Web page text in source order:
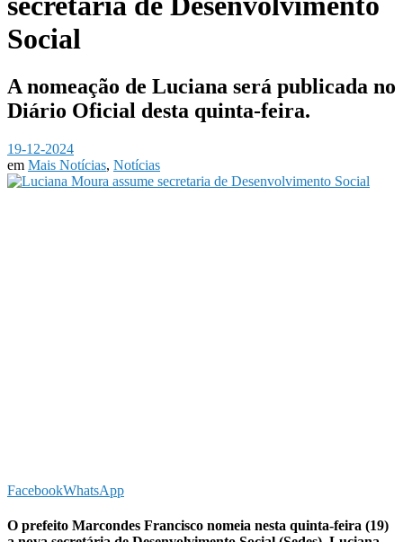
Social
A nomeação de Luciana será publicada no
Diário Oficial desta quinta-feira.
19-12-2024
em Mais Notícias, Notícias
FacebookWhatsApp
O prefeito Marcondes Francisco nomeia nesta quinta-feira (19)